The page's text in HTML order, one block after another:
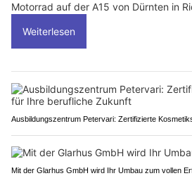
Motorrad auf der A15 von Dürnten in
Weiterlesen
Ausbildungszentrum Petervari: Zertifizierte
Mit der Glarhus GmbH wird Ihr Umbau zum vollen